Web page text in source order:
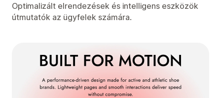
Optimalizált elrendezések és intelligens eszközök
útmutatók az ügyfelek számára.